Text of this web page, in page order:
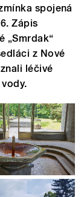
spojená
Zápis
„Smrdak“
z Nové
léčivé